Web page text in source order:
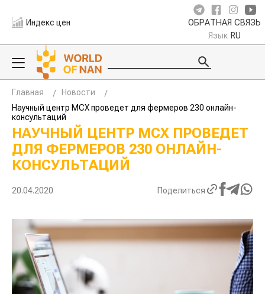
Индекс цен ОБРАТНАЯ СВЯЗЬ
Язык RU
Главная
Новости
Научный центр МСХ проведет для фермеров 230 онлайн-
консультаций
НАУЧНЫЙ ЦЕНТР МСХ ПРОВЕДЕТ
ДЛЯ ФЕРМЕРОВ 230 ОНЛАЙН-
КОНСУЛЬТАЦИЙ
20.04.2020 Поделиться